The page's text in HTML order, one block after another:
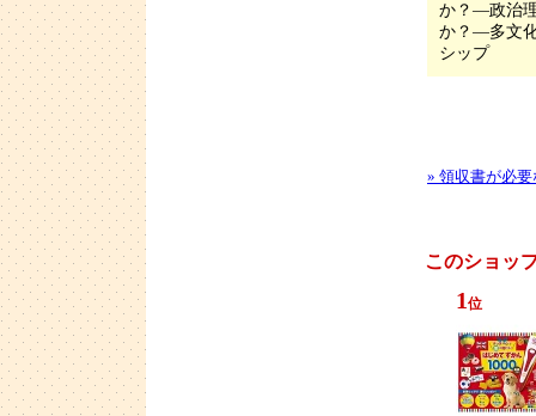
か？―政治
か？―多文
シップ
» 領収書が必
このショッ
1 位